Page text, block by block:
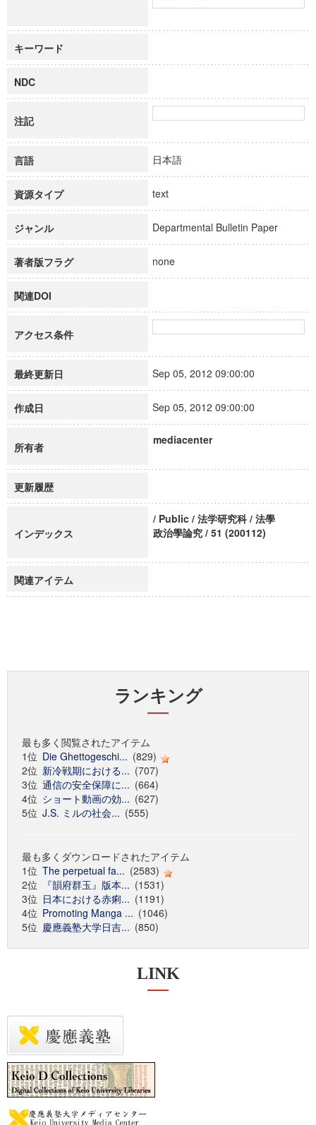
キーワード
NDC
注記
言語 日本語
資源タイプ text
ジャンル Departmental Bulletin Paper
著者版フラグ none
関連DOI
アクセス条件
最終更新日 Sep 05, 2012 09:00:00
作成日 Sep 05, 2012 09:00:00
所有者
mediacenter
更新履歴
インデックス
/ Public / 法学研究科 / 法學
政治學論究 / 51 (200112)
関連アイテム
ランキング
最も多く閲覧されたアイテム
1位 Die Ghettogeschi... (829)
2位 新冷戦期における... (707)
3位 通信の安全保障に... (664)
4位 ショート動画の効... (627)
5位 J.S. ミルの社会... (555)
最も多くダウンロードされたアイテム
1位 The perpetual fa... (2583)
2位
『韻府群玉』版本... (1531)
3位 日本における赤痢... (1191)
4位 Promoting Manga ... (1046)
5位 慶應義塾大学日吉... (850)
LINK